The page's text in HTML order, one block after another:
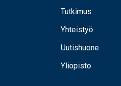
Tutkimus
Yhteistyö
Uutishuone
Yliopisto